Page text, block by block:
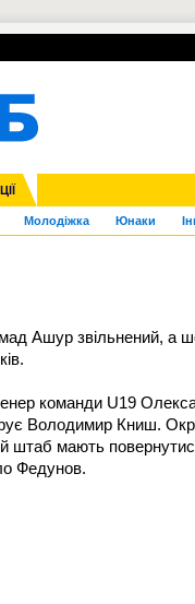
Молодіжка Юнаки
21)
Ашур звільнений, а
команди U19
Володимир Книш.
мають
Федунов.